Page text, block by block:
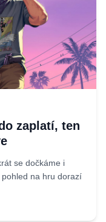
zaplatí, ten
se dočkáme i
na hru dorazí